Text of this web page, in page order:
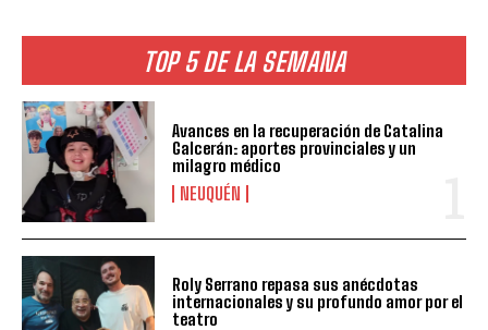
TOP 5 DE LA SEMANA
Avances en la recuperación de Catalina
Galcerán: aportes provinciales y un
milagro médico
NEUQUÉN
Roly Serrano repasa sus anécdotas
internacionales y su profundo amor por el
teatro